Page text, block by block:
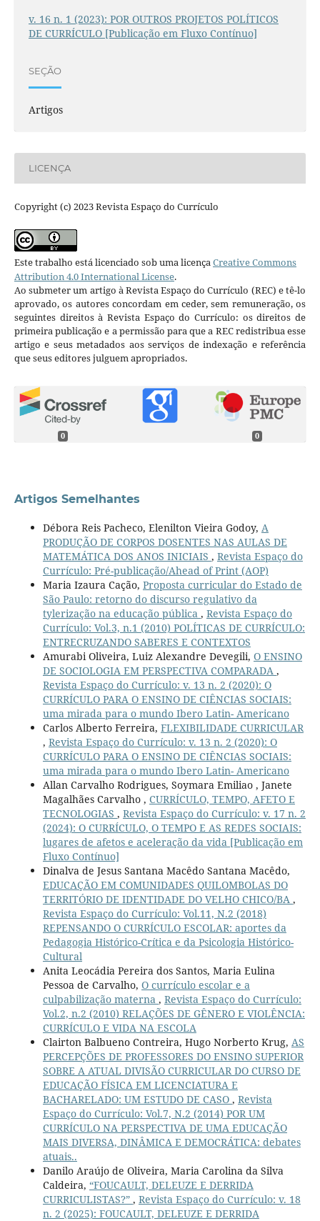
v. 16 n. 1 (2023): POR OUTROS PROJETOS POLÍTICOS
DE CURRÍCULO [Publicação em Fluxo Contínuo]
SEÇÃO
Artigos
LICENÇA
Copyright (c) 2023 Revista Espaço do Currículo
Este trabalho está licenciado sob uma licença Creative Commons
Attribution 4.0 International License.
Ao submeter um artigo à Revista Espaço do Currículo (REC) e tê-lo
aprovado, os autores concordam em ceder, sem remuneração, os
seguintes direitos à Revista Espaço do Currículo: os direitos de
primeira publicação e a permissão para que a REC redistribua esse
artigo e seus metadados aos serviços de indexação e referência
que seus editores julguem apropriados.
0 0
Artigos Semelhantes
Débora Reis Pacheco, Elenilton Vieira Godoy, A
PRODUÇÃO DE CORPOS DOSENTES NAS AULAS DE
MATEMÁTICA DOS ANOS INICIAIS , Revista Espaço do
Currículo: Pré-publicação/Ahead of Print (AOP)
Maria Izaura Cação, Proposta curricular do Estado de
São Paulo: retorno do discurso regulativo da
tylerização na educação pública , Revista Espaço do
Currículo: Vol.3, n.1 (2010) POLÍTICAS DE CURRÍCULO:
ENTRECRUZANDO SABERES E CONTEXTOS
Amurabi Oliveira, Luiz Alexandre Devegili, O ENSINO
DE SOCIOLOGIA EM PERSPECTIVA COMPARADA ,
Revista Espaço do Currículo: v. 13 n. 2 (2020): O
CURRÍCULO PARA O ENSINO DE CIÊNCIAS SOCIAIS:
uma mirada para o mundo Ibero Latin- Americano
Carlos Alberto Ferreira, FLEXIBILIDADE CURRICULAR
, Revista Espaço do Currículo: v. 13 n. 2 (2020): O
CURRÍCULO PARA O ENSINO DE CIÊNCIAS SOCIAIS:
uma mirada para o mundo Ibero Latin- Americano
Allan Carvalho Rodrigues, Soymara Emiliao , Janete
Magalhães Carvalho , CURRÍCULO, TEMPO, AFETO E
TECNOLOGIAS , Revista Espaço do Currículo: v. 17 n. 2
(2024): O CURRÍCULO, O TEMPO E AS REDES SOCIAIS:
lugares de afetos e aceleração da vida [Publicação em
Fluxo Contínuo]
Dinalva de Jesus Santana Macêdo Santana Macêdo,
EDUCAÇÃO EM COMUNIDADES QUILOMBOLAS DO
TERRITÓRIO DE IDENTIDADE DO VELHO CHICO/BA ,
Revista Espaço do Currículo: Vol.11, N.2 (2018)
REPENSANDO O CURRÍCULO ESCOLAR: aportes da
Pedagogia Histórico-Crítica e da Psicologia Histórico-
Cultural
Anita Leocádia Pereira dos Santos, Maria Eulina
Pessoa de Carvalho, O currículo escolar e a
culpabilização materna , Revista Espaço do Currículo:
Vol.2, n.2 (2010) RELAÇÕES DE GÊNERO E VIOLÊNCIA:
CURRÍCULO E VIDA NA ESCOLA
Clairton Balbueno Contreira, Hugo Norberto Krug, AS
PERCEPÇÕES DE PROFESSORES DO ENSINO SUPERIOR
SOBRE A ATUAL DIVISÃO CURRICULAR DO CURSO DE
EDUCAÇÃO FÍSICA EM LICENCIATURA E
BACHARELADO: UM ESTUDO DE CASO , Revista
Espaço do Currículo: Vol.7, N.2 (2014) POR UM
CURRÍCULO NA PERSPECTIVA DE UMA EDUCAÇÃO
MAIS DIVERSA, DINÂMICA E DEMOCRÁTICA: debates
atuais..
Danilo Araújo de Oliveira, Maria Carolina da Silva
Caldeira, “FOUCAULT, DELEUZE E DERRIDA
CURRICULISTAS?” , Revista Espaço do Currículo: v. 18
n. 2 (2025): FOUCAULT, DELEUZE E DERRIDA